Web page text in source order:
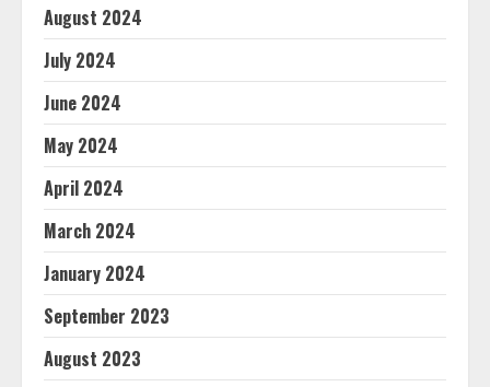
August 2024
July 2024
June 2024
May 2024
April 2024
March 2024
January 2024
September 2023
August 2023